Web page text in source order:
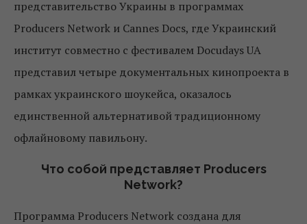
представительство Украины в программах
Producers Network и Cannes Docs, где Украинский
институт совместно с фестивалем Docudays UA
представил четыре документальных кинопроекта в
рамках украинского шоукейса, оказалось
единственной альтернативой традиционному
офлайновому павильону.
Что собой представляет Producers
Network?
Программа Producers Network создана для